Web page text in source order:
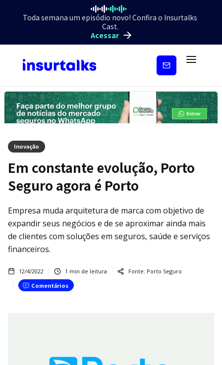
Toda semana um episódio novo! Confira o Insurtalks
Cast.
Acessar
Inscreva-
Inovação
Em constante evolução, Porto
Seguro agora é Porto
Empresa muda arquitetura de marca com objetivo de
expandir seus negócios e de se aproximar ainda mais
de clientes com soluções em seguros, saúde e serviços
financeiros.
12/4/2022 1 min de leitura Fonte: Porto Seguro
Comentários